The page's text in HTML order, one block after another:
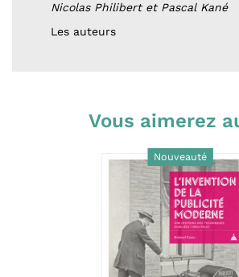
Nicolas Philibert et Pascal Kané
Les auteurs
Vous aimerez
Nouveauté